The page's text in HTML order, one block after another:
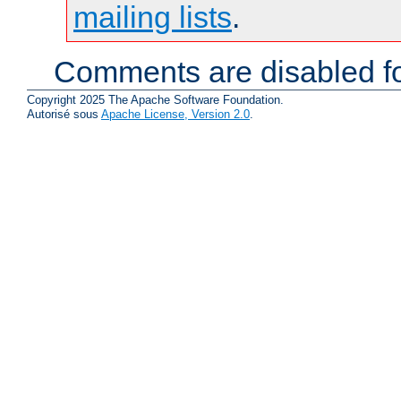
mailing lists.
Comments are disabled
Copyright 2025 The Apache Software Foundation.
Autorisé sous Apache License, Version 2.0